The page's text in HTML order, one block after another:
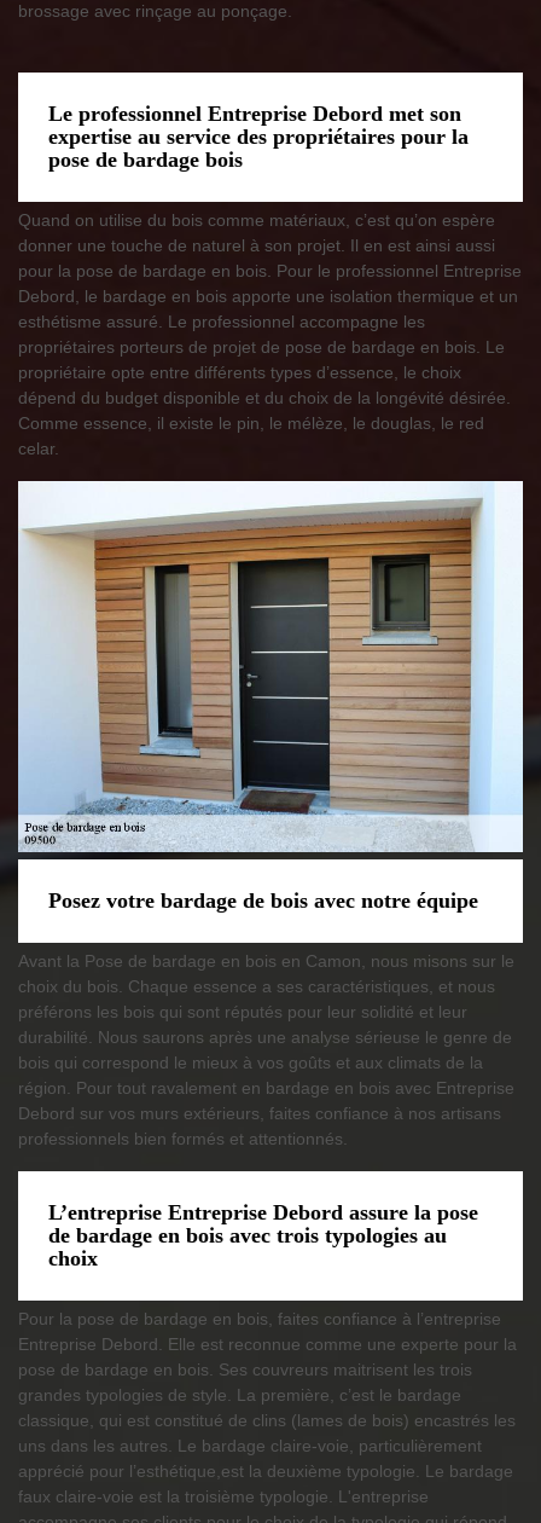
brossage avec rinçage au ponçage.
Le professionnel Entreprise Debord met son
expertise au service des propriétaires pour la
pose de bardage bois
Quand on utilise du bois comme matériaux, c’est qu’on espère
donner une touche de naturel à son projet. Il en est ainsi aussi
pour la pose de bardage en bois. Pour le professionnel Entreprise
Debord, le bardage en bois apporte une isolation thermique et un
esthétisme assuré. Le professionnel accompagne les
propriétaires porteurs de projet de pose de bardage en bois. Le
propriétaire opte entre différents types d’essence, le choix
dépend du budget disponible et du choix de la longévité désirée.
Comme essence, il existe le pin, le mélèze, le douglas, le red
celar.
Posez votre bardage de bois avec notre équipe
Avant la Pose de bardage en bois en Camon, nous misons sur le
choix du bois. Chaque essence a ses caractéristiques, et nous
préférons les bois qui sont réputés pour leur solidité et leur
durabilité. Nous saurons après une analyse sérieuse le genre de
bois qui correspond le mieux à vos goûts et aux climats de la
région. Pour tout ravalement en bardage en bois avec Entreprise
Debord sur vos murs extérieurs, faites confiance à nos artisans
professionnels bien formés et attentionnés.
L’entreprise Entreprise Debord assure la pose
de bardage en bois avec trois typologies au
choix
Pour la pose de bardage en bois, faites confiance à l’entreprise
Entreprise Debord. Elle est reconnue comme une experte pour la
pose de bardage en bois. Ses couvreurs maitrisent les trois
grandes typologies de style. La première, c’est le bardage
classique, qui est constitué de clins (lames de bois) encastrés les
uns dans les autres. Le bardage claire-voie, particulièrement
apprécié pour l’esthétique,est la deuxième typologie. Le bardage
faux claire-voie est la troisième typologie. L'entreprise